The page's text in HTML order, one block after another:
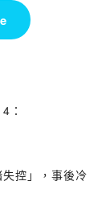
：
控」，事後冷